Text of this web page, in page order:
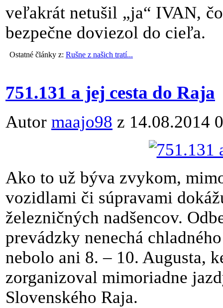
veľakrát netušil „ja“ IVAN,
bezpečne doviezol do cieľa.
Ostatné články z: Rušne z našich tratí...
751.131 a jej cesta do Raja
Autor maajo98 z 14.08.2014
Ako to už býva zvykom,
vozidlami či súpravami
železničných nadšencov.
prevádzky nenechá
nebolo ani 8. – 10. Augusta,
zorganizoval mimoriadne
Slovenského Raja.